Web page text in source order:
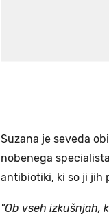
Suzana je seveda
nobenega
antibiotiki, ki so ji jih
"Ob vseh izkušnjah,